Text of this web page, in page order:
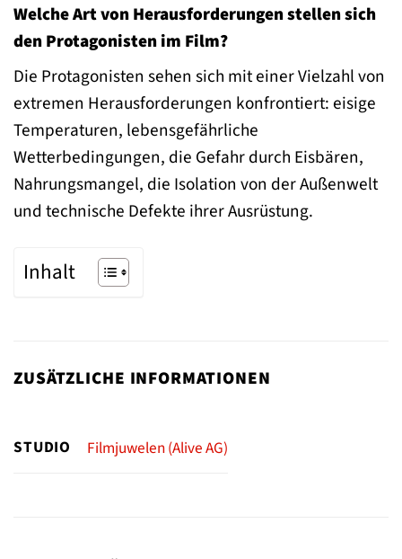
Welche Art von Herausforderungen stellen sich
den Protagonisten im Film?
Die Protagonisten sehen sich mit einer Vielzahl von
extremen Herausforderungen konfrontiert: eisige
Temperaturen, lebensgefährliche
Wetterbedingungen, die Gefahr durch Eisbären,
Nahrungsmangel, die Isolation von der Außenwelt
und technische Defekte ihrer Ausrüstung.
Inhalt
ZUSÄTZLICHE INFORMATIONEN
STUDIO Filmjuwelen (Alive AG)